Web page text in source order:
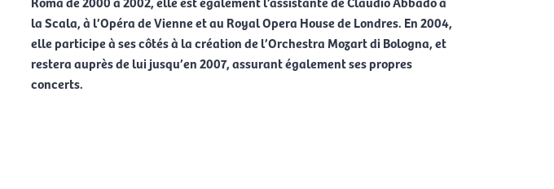
la Scala, à l’Opéra de Vienne et au Royal Opera House de Londres. En 2004,
elle participe à ses côtés à la création de l’Orchestra Mozart di Bologna, et
restera auprès de lui jusqu’en 2007, assurant également ses propres
concerts.